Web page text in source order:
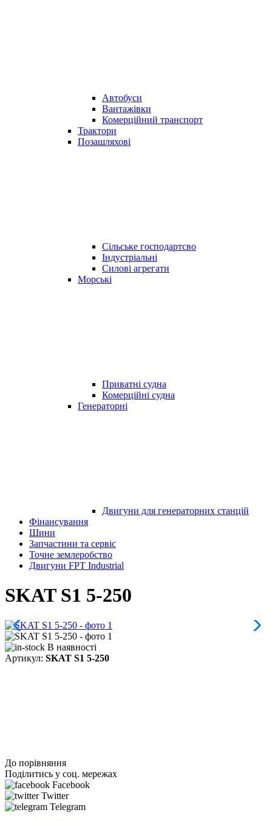
Автобуси
Вантажівки
Комерційний транспорт
Трактори
Позашляхові
Сільське господартсво
Індустріальні
Силові агрегати
Морські
Приватні судна
Комерційні судна
Генераторні
Двигуни для генераторних станцій
Фінансування
Шини
Запчастини та сервіс
Точне землеробство
Двигуни FPT Industrial
SKAT S1 5-250
В наявності
Артикул: SKAT S1 5-250
До порівняння
Поділитись у соц. мережах
Facebook
Twitter
Telegram